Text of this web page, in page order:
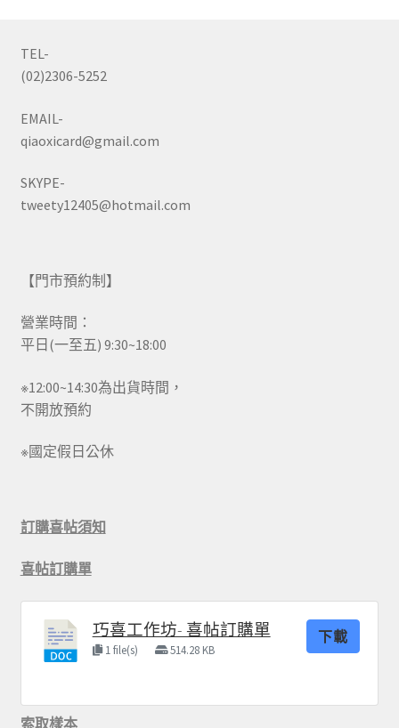
TEL-
(02)2306-5252
EMAIL-
qiaoxicard@gmail.com
SKYPE-
tweety12405@hotmail.com
【門市預約制】
營業時間：
平日(一至五) 9:30~18:00
※12:00~14:30為出貨時間，
不開放預約
※國定假日公休
訂購喜帖須知
喜帖訂購單
巧喜工作坊- 喜帖訂購單
1 file(s) 514.28 KB
下載
索取樣本